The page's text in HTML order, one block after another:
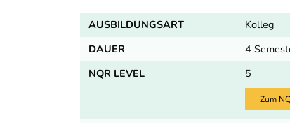
AUSBILDUNGSART
Kolleg
DAUER
4
NQR LEVEL
5
Zum